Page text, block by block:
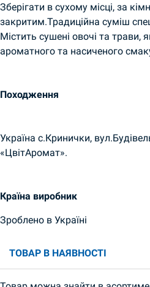
Зберігати в сухому місці, за
закритим.Традиційна суміш
Містить сушені овочі та трави,
ароматного та насиченого
Походження
Україна с.Кринички,
«ЦвітАромат».
Країна виробник
Зроблено в Україні
ТОВАР В НАЯВНОСТІ